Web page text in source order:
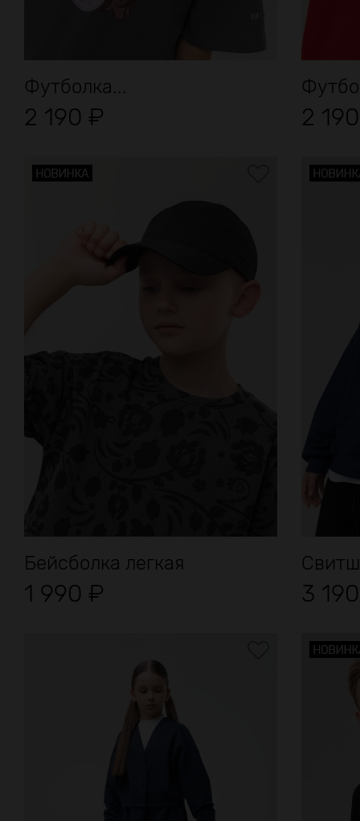
Футболка...
2 190 ₽ 2
Бейсболка легкая
1 990 ₽ 3